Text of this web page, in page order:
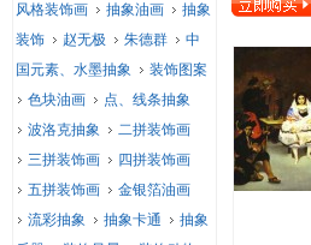
风格装饰画
抽象油画
抽象
装饰
赵无极 朱德群
中
国元素、水墨抽象
装饰图案
色块油画
点、线条抽象
波洛克抽象
二拼装饰画
三拼装饰画
四拼装饰画
五拼装饰画
金银箔油画
流彩抽象
抽象卡通
抽象